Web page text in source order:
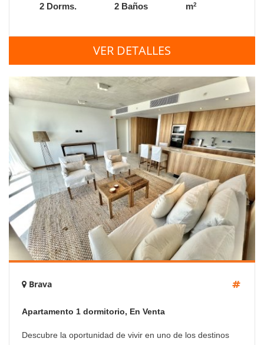
2 Dorms. 2 Baños m2
VER DETALLES
Brava
Apartamento 1 dormitorio, En Venta
Descubre la oportunidad de vivir en uno de los destinos